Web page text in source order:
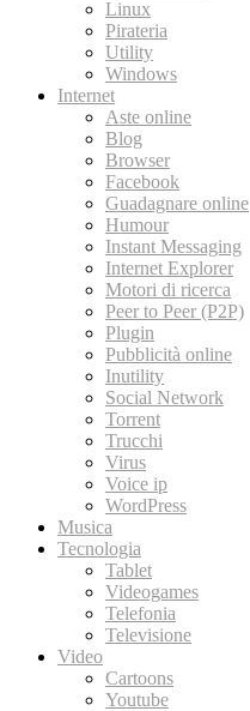
Linux
Pirateria
Utility
Windows
Internet
Aste online
Blog
Browser
Facebook
Guadagnare online
Humour
Instant Messaging
Internet Explorer
Motori di ricerca
Peer to Peer (P2P)
Plugin
Pubblicità online
Inutility
Social Network
Torrent
Trucchi
Virus
Voice ip
WordPress
Musica
Tecnologia
Tablet
Videogames
Telefonia
Televisione
Video
Cartoons
Youtube